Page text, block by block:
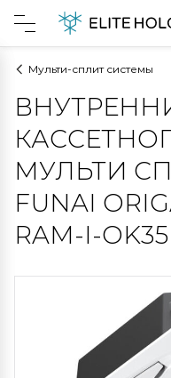
Мульти-сплит системы
МУЛЬТИ
FUNAI
RAM-I-